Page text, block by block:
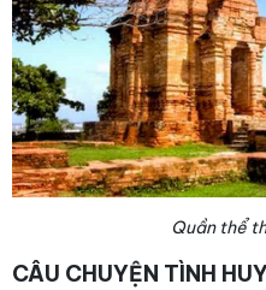
Quần thể
CÂU CHUYỆN TÌNH